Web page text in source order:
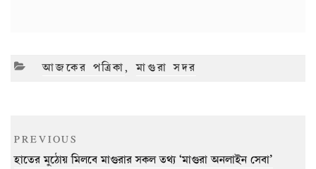
CATEGORIES
আজকের পত্রিকা,মাগুরা সদর
Post
navigation
Previous
Post
PREVIOUS
হাতের মুঠোয় মিলবে মাগুরার সকল তথ্য ‘মাগুরা অনলাইন সেবা’